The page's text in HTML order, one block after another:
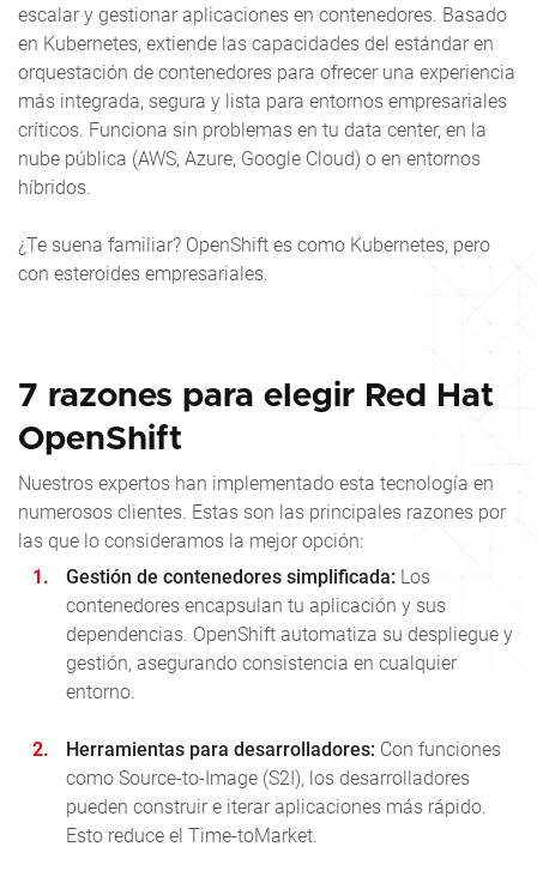
escalar y gestionar aplicaciones en contenedores. Basado
en Kubernetes, extiende las capacidades del estándar en
orquestación de contenedores para ofrecer una experiencia
más integrada, segura y lista para entornos empresariales
críticos. Funciona sin problemas en tu data center, en la
nube pública (AWS, Azure, Google Cloud) o en entornos
híbridos.
¿Te suena familiar? OpenShift es como Kubernetes, pero
con esteroides empresariales.
7 razones para elegir Red Hat
OpenShift
Nuestros expertos han implementado esta tecnología en
numerosos clientes. Estas son las principales razones por
las que lo consideramos la mejor opción:
Gestión de contenedores simplificada: Los
contenedores encapsulan tu aplicación y sus
dependencias. OpenShift automatiza su despliegue y
gestión, asegurando consistencia en cualquier
entorno.
Herramientas para desarrolladores: Con funciones
como Source‑to‑Image (S2I), los desarrolladores
pueden construir e iterar aplicaciones más rápido.
Esto reduce el Time-toMarket.